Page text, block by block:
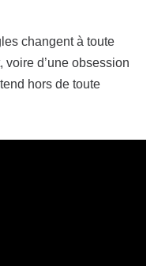
changent à toute
voire d’une obsession
hors de toute